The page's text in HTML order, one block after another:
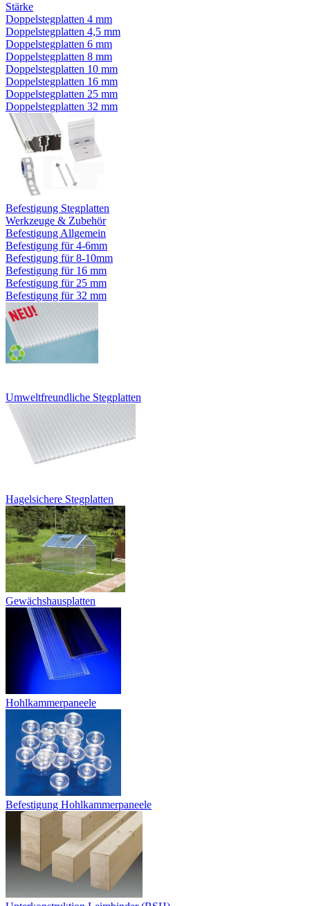
Stärke
Doppelstegplatten 4 mm
Doppelstegplatten 4,5 mm
Doppelstegplatten 6 mm
Doppelstegplatten 8 mm
Doppelstegplatten 10 mm
Doppelstegplatten 16 mm
Doppelstegplatten 25 mm
Doppelstegplatten 32 mm
Befestigung Stegplatten
Werkzeuge & Zubehör
Befestigung Allgemein
Befestigung für 4-6mm
Befestigung für 8-10mm
Befestigung für 16 mm
Befestigung für 25 mm
Befestigung für 32 mm
Umweltfreundliche Stegplatten
Hagelsichere Stegplatten
Gewächshausplatten
Hohlkammerpaneele
Befestigung Hohlkammerpaneele